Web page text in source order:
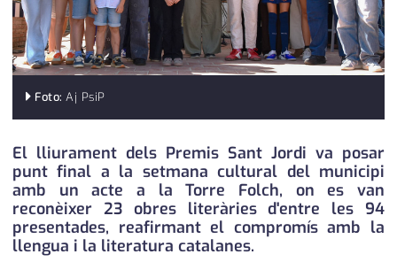
política
promo serveis
salut
serveis
societat
successos
Foto: Aj PsiP
El lliurament dels Premis Sant Jordi va posar
punt final a la setmana cultural del municipi
amb un acte a la Torre Folch, on es van
reconèixer 23 obres literàries d'entre les 94
presentades, reafirmant el compromís amb la
llengua i la literatura catalanes.